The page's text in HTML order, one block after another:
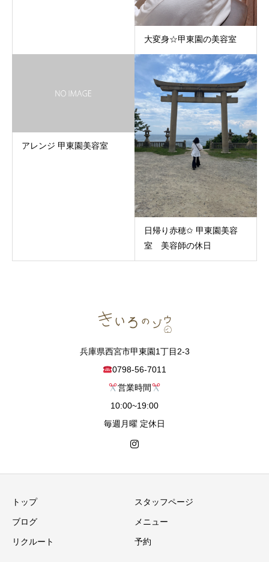
大変身☆甲東園の美容室
アレンジ 甲東園美容室
日帰り赤穂✩︎ 甲東園美容
室 美容師の休日
兵庫県西宮市甲東園1丁目2-3
0798-56-7011
営業時間
10:00~19:00
毎週月曜 定休日
トップ スタッフページ
ブログ メニュー
リクルート 予約